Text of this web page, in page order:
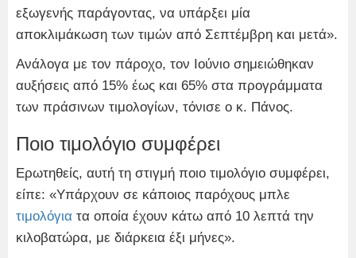
εξωγενής παράγοντας, να υπάρξει μία
αποκλιμάκωση των τιμών από Σεπτέμβρη και μετά».
Ανάλογα με τον πάροχο, τον Ιούνιο σημειώθηκαν
αυξήσεις από 15% έως και 65% στα προγράμματα
των πράσινων τιμολογίων, τόνισε ο κ. Πάνος.
Ποιο τιμολόγιο συμφέρει
Ερωτηθείς, αυτή τη στιγμή ποιο τιμολόγιο συμφέρει,
είπε: «Υπάρχουν σε κάποιος παρόχους μπλε
τιμολόγια τα οποία έχουν κάτω από 10 λεπτά την
κιλοβατώρα, με διάρκεια έξι μήνες».